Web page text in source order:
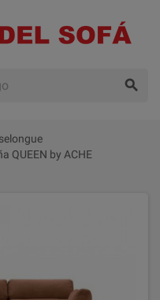

QUEEN by ACHE